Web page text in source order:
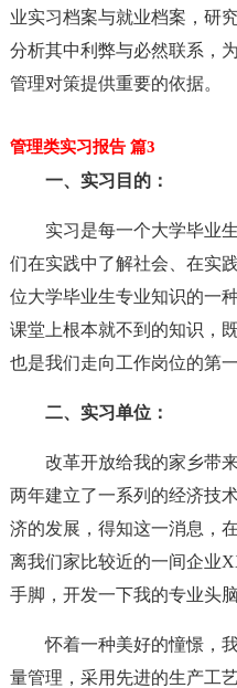
业实习档案与就业档案，研
分析其中利弊与必然联系，
管理对策提供重要的依据。
管理类实习报告 篇3
一、实习目的：
实习是每一个大学毕业
们在实践中了解社会、在实
位大学毕业生专业知识的一
课堂上根本就不到的知识，
也是我们走向工作岗位的第一
二、实习单位：
改革开放给我的家乡带
两年建立了一系列的经济技
济的发展，得知这一消息，
离我们家比较近的一间企业
手脚，开发一下我的专业头脑
怀着一种美好的憧憬，
量管理，采用先进的生产工